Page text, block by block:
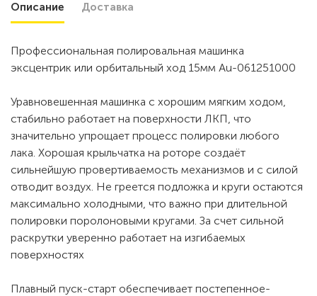
Описание Доставка
Профессиональная полировальная машинка
эксцентрик или орбитальный ход 15мм Au-061251000
Уравновешенная машинка с хорошим мягким ходом,
стабильно работает на поверхности ЛКП, что
значительно упрощает процесс полировки любого
лака. Хорошая крыльчатка на роторе создаёт
сильнейшую провертиваемость механизмов и с силой
отводит воздух. Не греется подложка и круги остаются
максимально холодными, что важно при длительной
полировки поролоновыми кругами. За счет сильной
раскрутки уверенно работает на изгибаемых
поверхностях
Плавный пуск-старт обеспечивает постепенное-